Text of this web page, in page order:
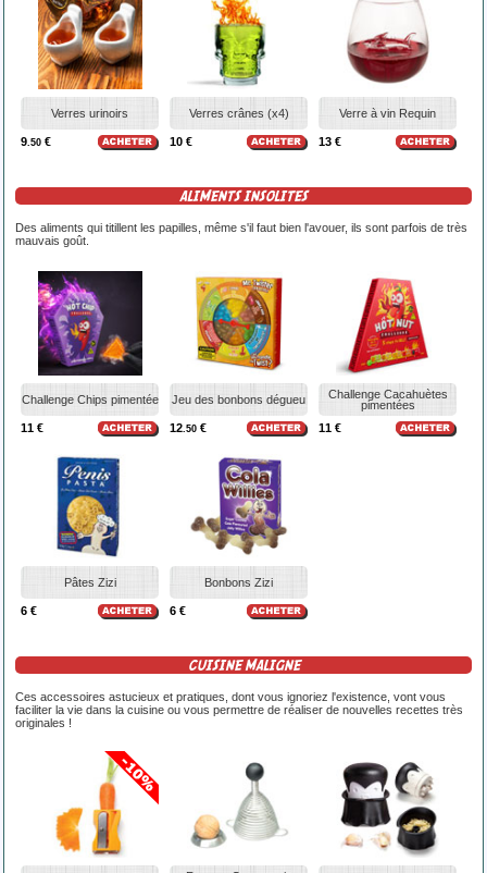
Verres urinoirs
9.50 €
Verres crânes (x4)
10 €
Verre à vin Requin
13 €
ALIMENTS INSOLITES
Des aliments qui titillent les papilles, même s'il faut bien l'avouer, ils sont parfois de très
mauvais goût.
Challenge Chips pimentée
11 €
Jeu des bonbons dégueu
12.50 €
Challenge Cacahuètes
pimentées
11 €
Pâtes Zizi
6 €
Bonbons Zizi
6 €
CUISINE MALIGNE
Ces accessoires astucieux et pratiques, dont vous ignoriez l'existence, vont vous
faciliter la vie dans la cuisine ou vous permettre de réaliser de nouvelles recettes très
originales !